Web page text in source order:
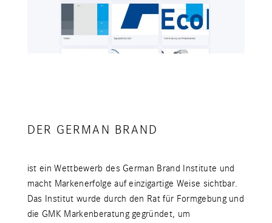
DER GERMAN BRAND
ist ein Wettbewerb des German Brand Institute und
macht Markenerfolge auf einzigartige Weise sichtbar.
Das Institut wurde durch den Rat für Formgebung und
die GMK Markenberatung gegründet, um